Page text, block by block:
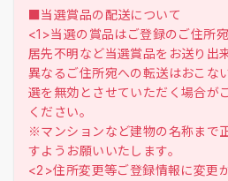
■当選賞品の配送について
<1>当選の賞品はご登録のご住所
居先不明など当選賞品をお送り出
異なるご住所宛への転送はおこな
選を無効とさせていただく場合が
ください。
※マンションなど建物の名称まで
すようお願いいたします。
<2>住所変更等ご登録情報に変更